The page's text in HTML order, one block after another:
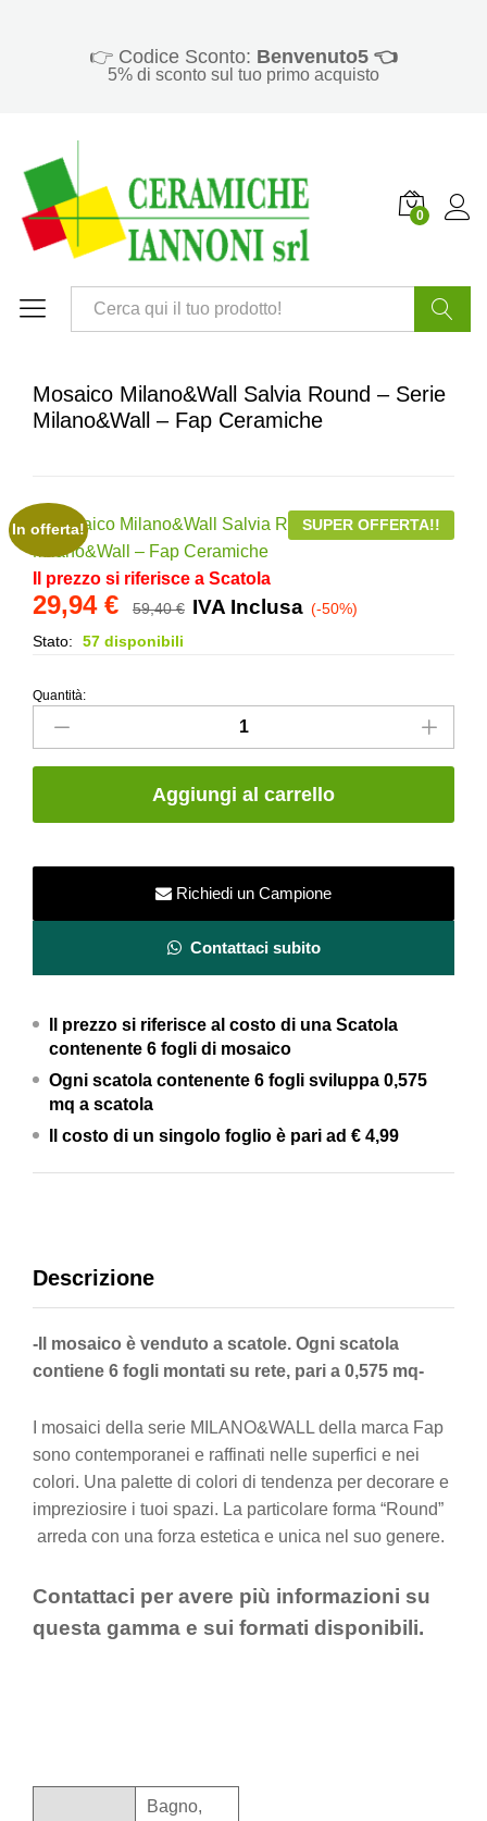
👉 Codice Sconto: Benvenuto5 👈
5% di sconto sul tuo primo acquisto
0
Mosaico Milano&Wall Salvia Round – Serie
Milano&Wall – Fap Ceramiche
In offerta! SUPER OFFERTA!!
Il prezzo si riferisce a Scatola
29,94 € 59,40€ IVA Inclusa (-50%)
Stato:
57 disponibili
Mosaico
Milano&Wall
Milano&Wall
Fap
quantity
Quantità:
Aggiungi al carrello
Richiedi un Campione
Contattaci subito
Il prezzo si riferisce al costo di una Scatola
contenente 6 fogli di mosaico
Ogni scatola contenente 6 fogli sviluppa 0,575
mq a scatola
Il costo di un singolo foglio è pari ad € 4,99
Descrizione
-Il mosaico è venduto a scatole. Ogni scatola
contiene 6 fogli montati su rete, pari a 0,575 mq-
I mosaici della serie MILANO&WALL della marca Fap
sono contemporanei e raffinati nelle superfici e nei
colori. Una palette di colori di tendenza per decorare e
impreziosire i tuoi spazi. La particolare forma “Round”
arreda con una forza estetica e unica nel suo genere.
Contattaci per avere più informazioni su
questa gamma e sui formati disponibili.
Bagno,